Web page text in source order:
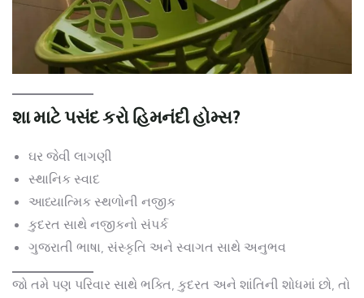
શા માટે પસંદ કરો હિમનંદી હોમ્સ?
ઘર જેવી લાગણી
સ્થાનિક સ્વાદ
આધ્યાત્મિક સ્થળોની નજીક
કુદરત સાથે નજીકનો સંપર્ક
ગુજરાતી ભાષા, સંસ્કૃતિ અને સ્વાગત સાથે અનુભવ
જો તમે પણ પરિવાર સાથે ભક્તિ, કુદરત અને શાંતિની શોધમાં છો, તો